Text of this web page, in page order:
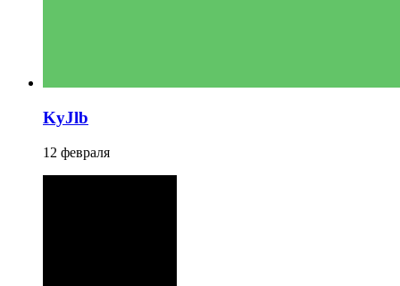
KyJlb
12 февраля